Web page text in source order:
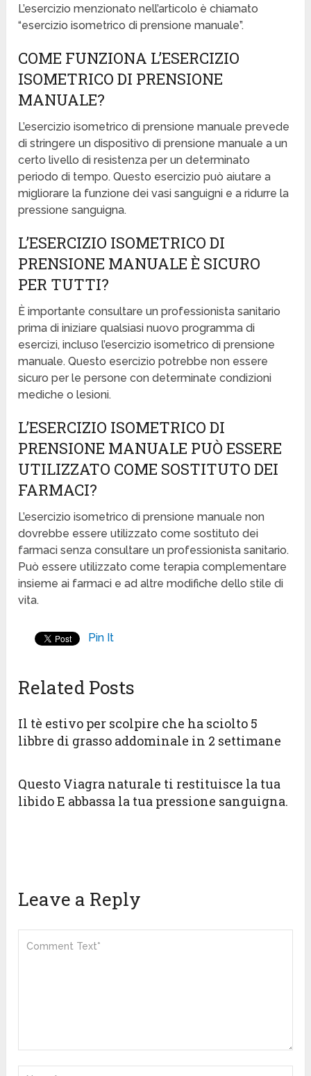
L’esercizio menzionato nell’articolo è chiamato
“esercizio isometrico di prensione manuale”.
COME FUNZIONA L’ESERCIZIO
ISOMETRICO DI PRENSIONE
MANUALE?
L’esercizio isometrico di prensione manuale prevede
di stringere un dispositivo di prensione manuale a un
certo livello di resistenza per un determinato
periodo di tempo. Questo esercizio può aiutare a
migliorare la funzione dei vasi sanguigni e a ridurre la
pressione sanguigna.
L’ESERCIZIO ISOMETRICO DI
PRENSIONE MANUALE È SICURO
PER TUTTI?
È importante consultare un professionista sanitario
prima di iniziare qualsiasi nuovo programma di
esercizi, incluso l’esercizio isometrico di prensione
manuale. Questo esercizio potrebbe non essere
sicuro per le persone con determinate condizioni
mediche o lesioni.
L’ESERCIZIO ISOMETRICO DI
PRENSIONE MANUALE PUÒ ESSERE
UTILIZZATO COME SOSTITUTO DEI
FARMACI?
L’esercizio isometrico di prensione manuale non
dovrebbe essere utilizzato come sostituto dei
farmaci senza consultare un professionista sanitario.
Può essere utilizzato come terapia complementare
insieme ai farmaci e ad altre modifiche dello stile di
vita.
Pin It
Related Posts
Il tè estivo per scolpire che ha sciolto 5
libbre di grasso addominale in 2 settimane
Questo Viagra naturale ti restituisce la tua
libido E abbassa la tua pressione sanguigna.
Leave a Reply